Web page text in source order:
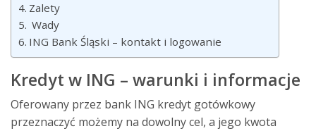
Zalety
Wady
ING Bank Śląski – kontakt i logowanie
Kredyt w ING – warunki i informacje
Oferowany przez bank ING kredyt gotówkowy
przeznaczyć możemy na dowolny cel, a jego kwota